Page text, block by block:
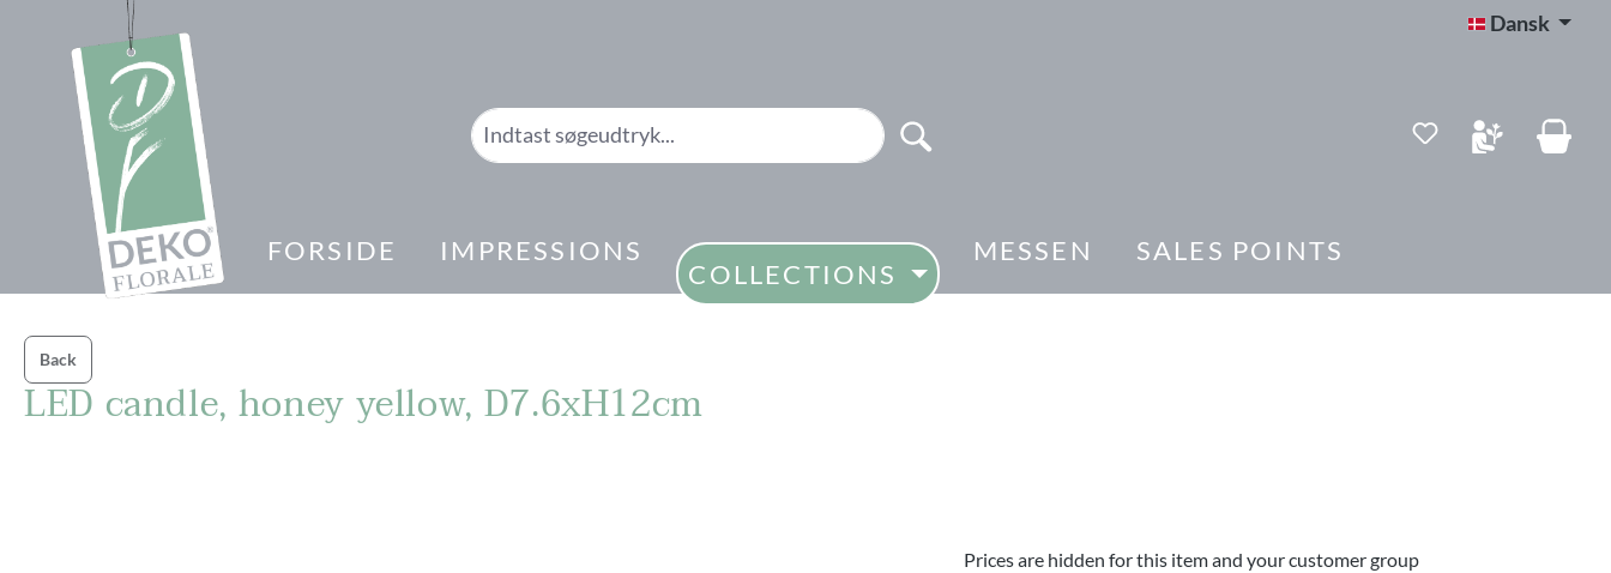
Gå til hovednavigation Dansk
Du har 0
FORSIDE IMPRESSIONS
COLLECTIONS
MESSEN SALES POINTS
Back
LED candle, honey yellow, D7.6xH12cm
Prices are hidden for this item and your customer group